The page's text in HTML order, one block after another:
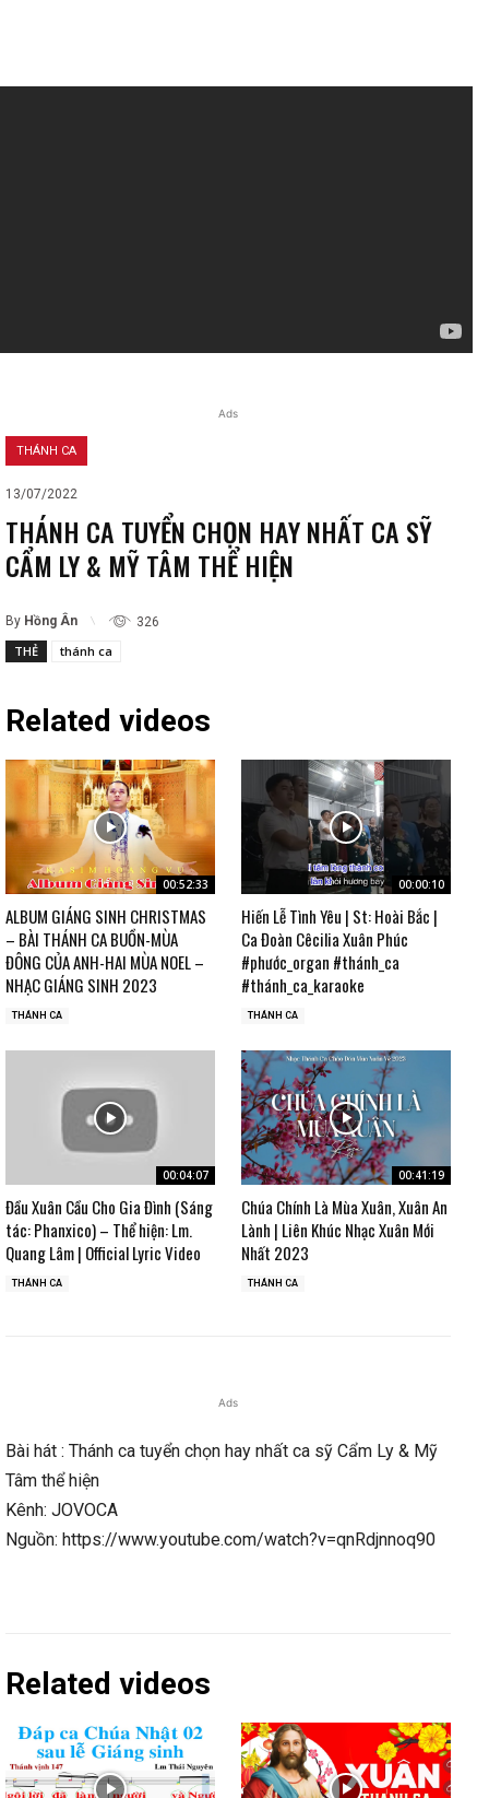
Ads
THÁNH CA
13/07/2022
THÁNH CA TUYỂN CHỌN HAY NHẤT CA SỸ
CẨM LY & MỸ TÂM THỂ HIỆN
By Hồng Ân 326
THẺ thánh ca
Related videos
00:52:33
ALBUM GIÁNG SINH CHRISTMAS
– BÀI THÁNH CA BUỒN-MÙA
ĐÔNG CỦA ANH-HAI MÙA NOEL –
NHẠC GIÁNG SINH 2023
THÁNH CA
00:00:10
Hiến Lễ Tình Yêu | St: Hoài Bắc |
Ca Đoàn Cêcilia Xuân Phúc
#phước_organ #thánh_ca
#thánh_ca_karaoke
THÁNH CA
00:04:07
Đầu Xuân Cầu Cho Gia Đình (Sáng
tác: Phanxico) – Thể hiện: Lm.
Quang Lâm | Official Lyric Video
THÁNH CA
00:41:19
Chúa Chính Là Mùa Xuân, Xuân An
Lành | Liên Khúc Nhạc Xuân Mới
Nhất 2023
THÁNH CA
Ads
Bài hát : Thánh ca tuyển chọn hay nhất ca sỹ Cẩm Ly & Mỹ
Tâm thể hiện
Kênh: JOVOCA
Nguồn: https://www.youtube.com/watch?v=qnRdjnnoq90
Related videos